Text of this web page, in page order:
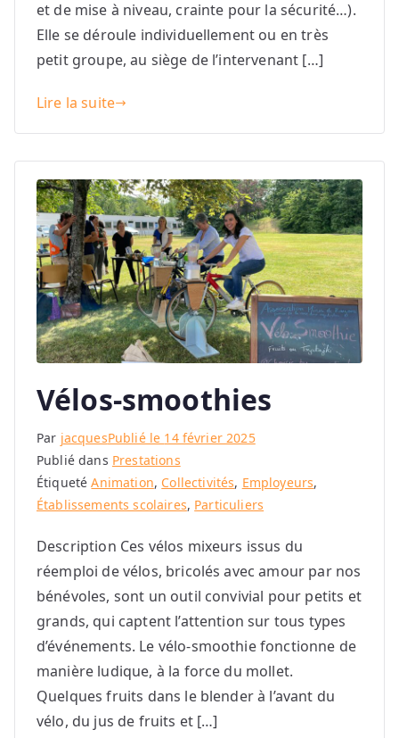
et de mise à niveau, crainte pour la sécurité…).
Elle se déroule individuellement ou en très
petit groupe, au siège de l’intervenant […]
Lire la suite
Vélos-smoothies
Par jacquesPublié le 14 février 2025
Publié dans Prestations
ÉtiquetéAnimation, Collectivités, Employeurs,
Établissements scolaires, Particuliers
Description Ces vélos mixeurs issus du
réemploi de vélos, bricolés avec amour par nos
bénévoles, sont un outil convivial pour petits et
grands, qui captent l’attention sur tous types
d’événements. Le vélo-smoothie fonctionne de
manière ludique, à la force du mollet.
Quelques fruits dans le blender à l’avant du
vélo, du jus de fruits et […]